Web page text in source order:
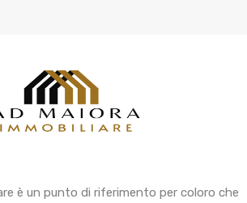
è un punto di riferimento per coloro che